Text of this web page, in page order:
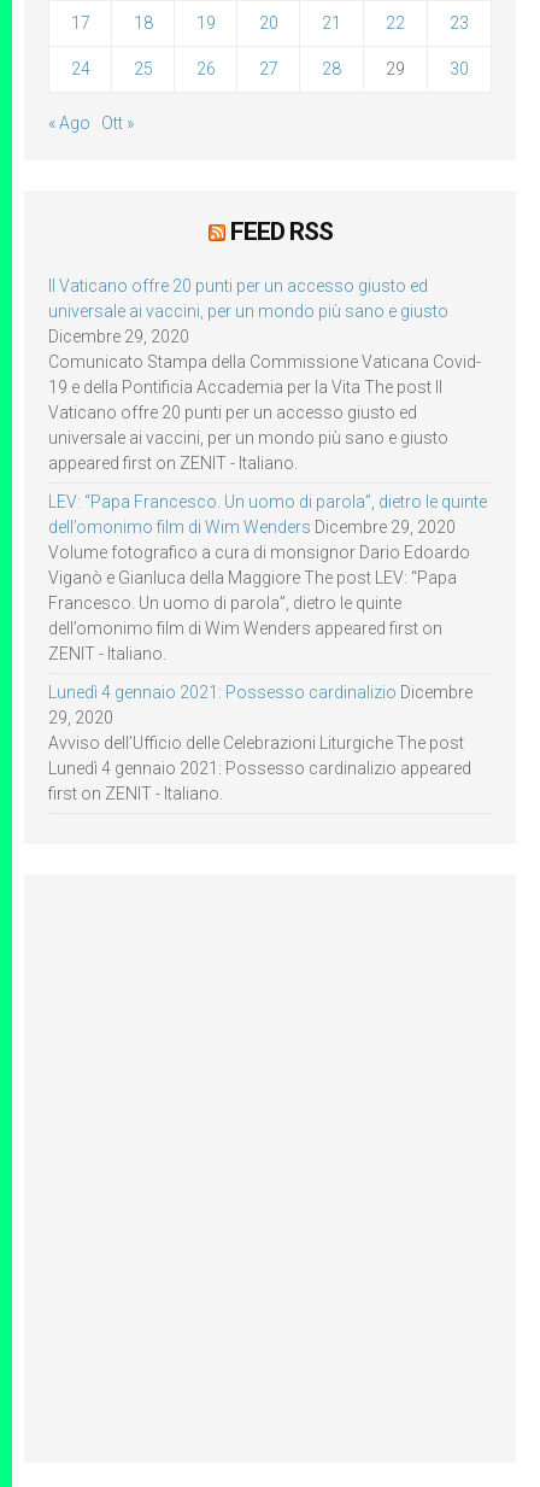
17 18 19 20 21 22 23
24 25 26 27 28 29 30
« Ago Ott »
FEED RSS
Il Vaticano offre 20 punti per un accesso giusto ed
universale ai vaccini, per un mondo più sano e giusto
Dicembre 29, 2020
Comunicato Stampa della Commissione Vaticana Covid-
19 e della Pontificia Accademia per la Vita The post Il
Vaticano offre 20 punti per un accesso giusto ed
universale ai vaccini, per un mondo più sano e giusto
appeared first on ZENIT - Italiano.
LEV: “Papa Francesco. Un uomo di parola”, dietro le quinte
dell’omonimo film di Wim Wenders Dicembre 29, 2020
Volume fotografico a cura di monsignor Dario Edoardo
Viganò e Gianluca della Maggiore The post LEV: “Papa
Francesco. Un uomo di parola”, dietro le quinte
dell’omonimo film di Wim Wenders appeared first on
ZENIT - Italiano.
Lunedì 4 gennaio 2021: Possesso cardinalizio Dicembre
29, 2020
Avviso dell’Ufficio delle Celebrazioni Liturgiche The post
Lunedì 4 gennaio 2021: Possesso cardinalizio appeared
first on ZENIT - Italiano.